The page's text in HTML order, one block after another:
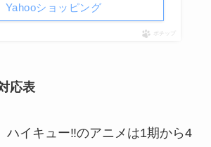
Yahooショッピング
ポチップ
応表
ハイキュー‼︎のアニメは1期から4